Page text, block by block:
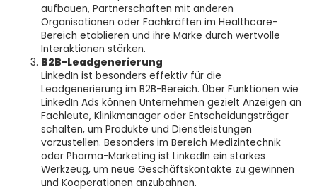
aufbauen, Partnerschaften mit anderen
Organisationen oder Fachkräften im Healthcare-
Bereich etablieren und ihre Marke durch wertvolle
Interaktionen stärken.
B2B-Leadgenerierung
LinkedIn ist besonders effektiv für die
Leadgenerierung im B2B-Bereich. Über Funktionen wie
LinkedIn Ads können Unternehmen gezielt Anzeigen an
Fachleute, Klinikmanager oder Entscheidungsträger
schalten, um Produkte und Dienstleistungen
vorzustellen. Besonders im Bereich Medizintechnik
oder Pharma-Marketing ist LinkedIn ein starkes
Werkzeug, um neue Geschäftskontakte zu gewinnen
und Kooperationen anzubahnen.